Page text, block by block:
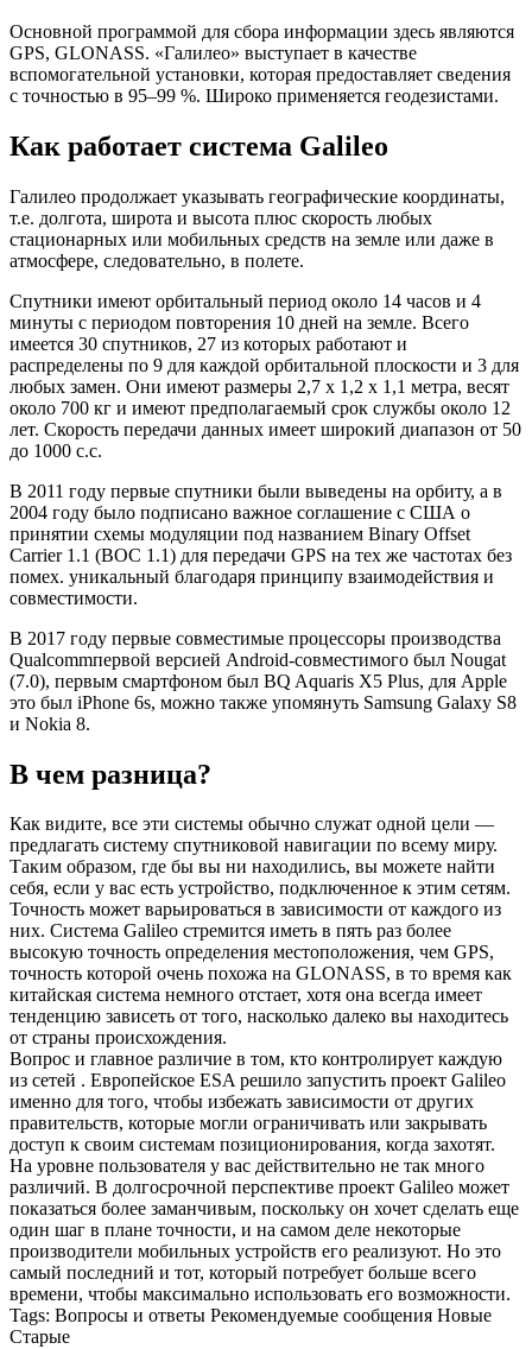
Основной программой для сбора информации здесь являются
GPS, GLONASS. «Галилео» выступает в качестве
вспомогательной установки, которая предоставляет сведения
с точностью в 95–99 %. Широко применяется геодезистами.
Как работает система Galileo
Галилео продолжает указывать географические координаты,
т.е. долгота, широта и высота плюс скорость любых
стационарных или мобильных средств на земле или даже в
атмосфере, следовательно, в полете.
Спутники имеют орбитальный период около 14 часов и 4
минуты с периодом повторения 10 дней на земле. Всего
имеется 30 спутников, 27 из которых работают и
распределены по 9 для каждой орбитальной плоскости и 3 для
любых замен. Они имеют размеры 2,7 х 1,2 х 1,1 метра, весят
около 700 кг и имеют предполагаемый срок службы около 12
лет. Скорость передачи данных имеет широкий диапазон от 50
до 1000 с.с.
В 2011 году первые спутники были выведены на орбиту, а в
2004 году было подписано важное соглашение с США о
принятии схемы модуляции под названием Binary Offset
Carrier 1.1 (BOC 1.1) для передачи GPS на тех же частотах без
помех. уникальный благодаря принципу взаимодействия и
совместимости.
В 2017 году первые совместимые процессоры производства
Qualcommпервой версией Android-совместимого был Nougat
(7.0), первым смартфоном был BQ Aquaris X5 Plus, для Apple
это был iPhone 6s, можно также упомянуть Samsung Galaxy S8
и Nokia 8.
В чем разница?
Как видите, все эти системы обычно служат одной цели —
предлагать систему спутниковой навигации по всему миру.
Таким образом, где бы вы ни находились, вы можете найти
себя, если у вас есть устройство, подключенное к этим сетям.
Точность может варьироваться в зависимости от каждого из
них. Система Galileo стремится иметь в пять раз более
высокую точность определения местоположения, чем GPS,
точность которой очень похожа на GLONASS, в то время как
китайская система немного отстает, хотя она всегда имеет
тенденцию зависеть от того, насколько далеко вы находитесь
от страны происхождения.
Вопрос и главное различие в том, кто контролирует каждую
из сетей . Европейское ESA решило запустить проект Galileo
именно для того, чтобы избежать зависимости от других
правительств, которые могли ограничивать или закрывать
доступ к своим системам позиционирования, когда захотят.
На уровне пользователя у вас действительно не так много
различий. В долгосрочной перспективе проект Galileo может
показаться более заманчивым, поскольку он хочет сделать еще
один шаг в плане точности, и на самом деле некоторые
производители мобильных устройств его реализуют. Но это
самый последний и тот, который потребует больше всего
времени, чтобы максимально использовать его возможности.
Tags: Вопросы и ответы Рекомендуемые сообщения Новые
Старые